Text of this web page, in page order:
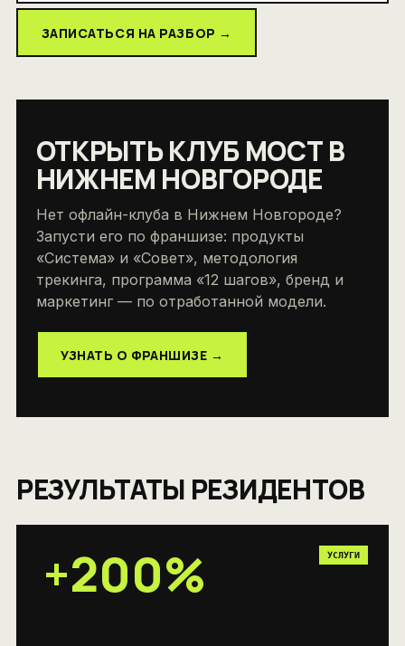
ЗАПИСАТЬСЯ НА РАЗБОР →
ОТКРЫТЬ КЛУБ МОСТ В
НИЖНЕМ НОВГОРОДЕ
Нет офлайн-клуба в Нижнем Новгороде?
Запусти его по франшизе: продукты
«Система» и «Совет», методология
трекинга, программа «12 шагов», бренд и
маркетинг — по отработанной модели.
УЗНАТЬ О ФРАНШИЗЕ →
РЕЗУЛЬТАТЫ РЕЗИДЕНТОВ
УСЛУГИ
+200%